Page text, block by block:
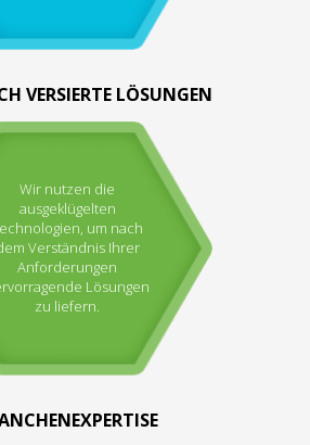
VERSIERTE LÖSUNGEN
Wir nutzen die
ausgeklügelten
um nach
Verständnis Ihrer
Anforderungen
Lösungen
zu liefern.